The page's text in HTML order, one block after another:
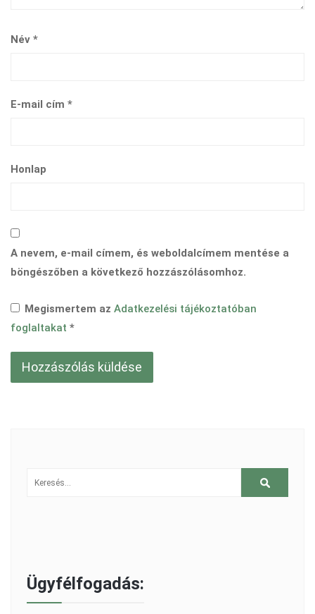
Név *
E-mail cím *
Honlap
A nevem, e-mail címem, és weboldalcímem mentése a
böngészőben a következő hozzászólásomhoz.
Megismertem az Adatkezelési tájékoztatóban
foglaltakat *
Ügyfélfogadás: